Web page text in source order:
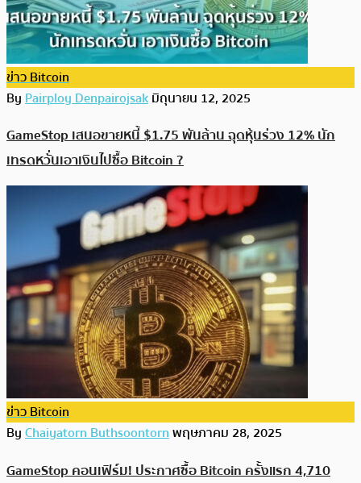
ข่าว Bitcoin
ByPairploy Denpairojsakมิถุนายน 12, 2025
GameStop เสนอขายหนี้ $1.75 พันล้าน ฉุดหุ้นร่วง 12% นัก
เทรดหวั่นเอาเงินไปซื้อ Bitcoin ?
ข่าว Bitcoin
ByChaiyatorn Buthsoontornพฤษภาคม 28, 2025
GameStop คอนเฟิร์ม! ประกาศซื้อ Bitcoin ครั้งแรก 4,710